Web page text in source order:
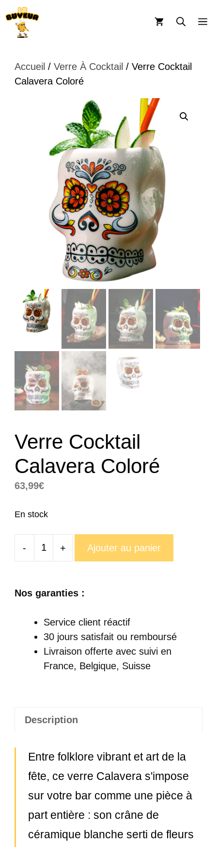
Aller
au
contenu
Accueil / Verre À Cocktail / Verre Cocktail
Calavera Coloré
Verre Cocktail
Calavera Coloré
63,99€
En stock
-
quantité
Cocktail
Coloré
+ Ajouter au panier
Nos garanties :
Service client réactif
30 jours satisfait ou remboursé
Livraison offerte avec suivi en
France, Belgique, Suisse
Description
Entre folklore vibrant et art de la
fête, ce verre Calavera s'impose
sur votre bar comme une pièce à
part entière : son crâne de
céramique blanche serti de fleurs